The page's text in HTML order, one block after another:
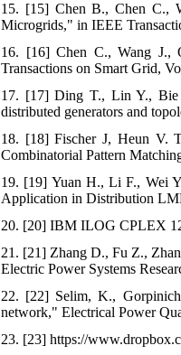
15. [15] Chen B., Chen C.,
Microgrids," in IEEE
16. [16] Chen C., Wang J.,
Transactions on Smart Grid,
17. [17] Ding T., Lin Y., Bie
distributed generators and
18. [18] Fischer J, Heun V.
Combinatorial Pattern
19. [19] Yuan H., Li F., Wei
Application in Distribution
20. [20] IBM ILOG CPLEX
21. [21] Zhang D., Fu Z.,
Electric Power Systems
22. [22] Selim, K., Gorpinich
network," Electrical Power
23. [23] https://